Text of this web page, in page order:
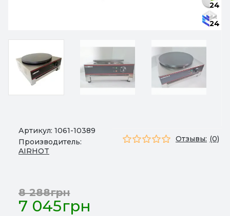
24
24
Артикул: 1061-10389
Производитель:
AIRHOT
Отзывы: (0)
7 045грн
8 288грн